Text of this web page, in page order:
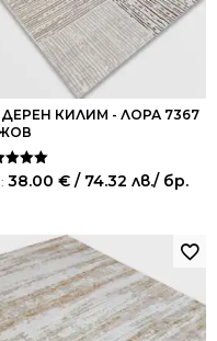
КИЛИМ - ЛОРА 7367
на
38.00 € / 74.32 лв./ бр.